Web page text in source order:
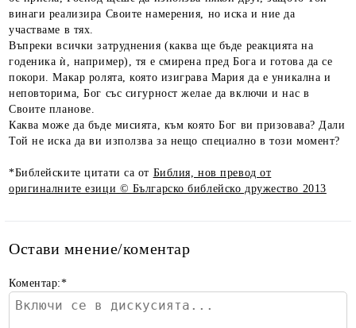
винаги реализира Своите намерения, но иска и ние да
участваме в тях.
Въпреки всички затруднения (каква ще бъде реакцията на
годеника ѝ, например), тя е смирена пред Бога и готова да се
покори. Макар ролята, която изиграва Мария да е уникална и
неповторима, Бог със сигурност желае да включи и нас в
Своите планове.
Каква може да бъде мисията, към която Бог ви призовава? Дали
Той не иска да ви използва за нещо специално в този момент?
*Библейските цитати са от Библия, нов превод от
оригиналните езици © Българско библейско дружество 2013
Остави мнение/коментар
Коментар:*